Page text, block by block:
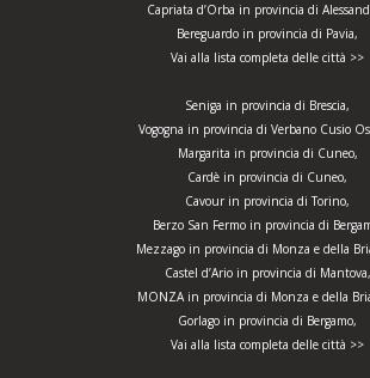
Capriata d’Orba in provincia di
Bereguardo in provincia di Pavia,
Vai alla lista completa delle città >>
Seniga in provincia di Brescia,
Vogogna in provincia di Verbano Cusio
Margarita in provincia di Cuneo,
Cardè in provincia di Cuneo,
Cavour in provincia di Torino,
Berzo San Fermo in provincia di
Mezzago in provincia di Monza e della
Castel d’Ario in provincia di Mantova,
MONZA in provincia di Monza e della
Gorlago in provincia di Bergamo,
Vai alla lista completa delle città >>